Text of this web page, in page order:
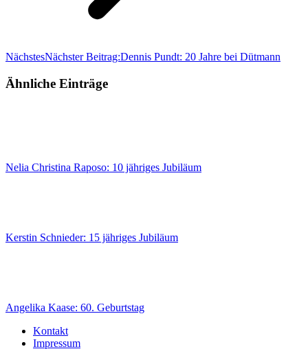
NächstesNächster Beitrag:Dennis Pundt: 20 Jahre bei Dütmann
Ähnliche Einträge
Nelia Christina Raposo: 10 jähriges Jubiläum
Kerstin Schnieder: 15 jähriges Jubiläum
Angelika Kaase: 60. Geburtstag
Kontakt
Impressum